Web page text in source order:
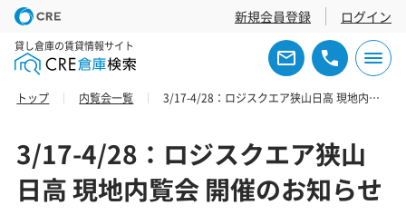
新規会員登録 ログイン
貸し倉庫の賃貸情報サイト
トップ 内覧会一覧 3/17-4/28：ロジスクエア狭山日高 現地内覧会 開催のお知らせ
3/17-4/28：ロジスクエア狭山
日高 現地内覧会 開催のお知らせ